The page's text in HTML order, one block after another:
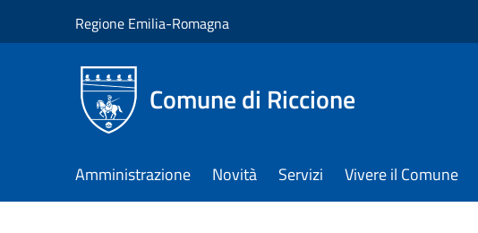
Regione Emilia-Romagna
Comune di Riccione
Amministrazione Novità Servizi Vivere il Comune